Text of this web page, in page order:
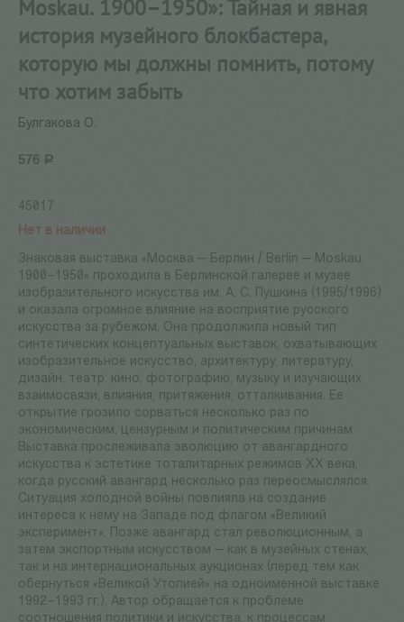
Moskau. 1900–1950»: Тайная и явная
история музейного блокбастера,
которую мы должны помнить, потому
что хотим забыть
Булгакова О.
576 Р
45017
Нет в наличии
Знаковая выставка «Москва — Берлин / Berlin — Moskau.
1900–1950» проходила в Берлинской галерее и музее
изобразительного искусства им. А. С. Пушкина (1995/1996)
и оказала огромное влияние на восприятие русского
искусства за рубежом. Она продолжила новый тип
синтетических концептуальных выставок, охватывающих
изобразительное искусство, архитектуру, литературу,
дизайн, театр, кино, фотографию, музыку и изучающих
взаимосвязи, влияния, притяжения, отталкивания. Ее
открытие грозило сорваться несколько раз по
экономическим, цензурным и политическим причинам.
Выставка прослеживала эволюцию от авангардного
искусства к эстетике тоталитарных режимов XX века,
когда русский авангард несколько раз переосмыслялся.
Ситуация холодной войны повлияла на создание
интереса к нему на Западе под флагом «Великий
эксперимент». Позже авангард стал революционным, а
затем экспортным искусством — как в музейных стенах,
так и на интернациональных аукционах (перед тем как
обернуться «Великой Утопией» на одноименной выставке
1992–1993 гг.). Автор обращается к проблеме
соотношения политики и искусства, к процессам